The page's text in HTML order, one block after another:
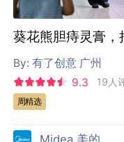
葵花熊胆痔灵膏，
By:有了创意 广州
9.3
19人
周精选